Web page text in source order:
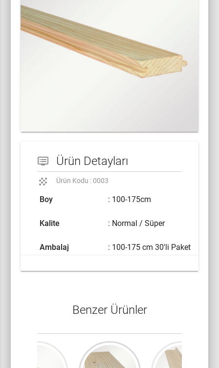
dvr Ürün Detayları
grain Ürün Kodu : 0003
Boy : 100-175cm
Kalite : Normal / Süper
Ambalaj : 100-175 cm 30'li Paket
Benzer Ürünler